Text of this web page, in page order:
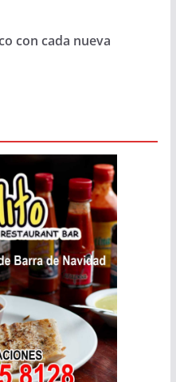
con cada nueva